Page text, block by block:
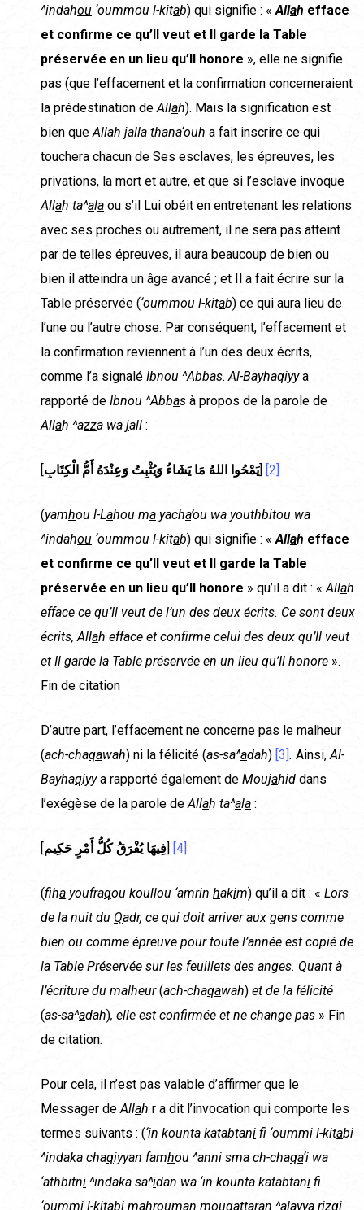
^indahou ‘oummou l-kitab) qui signifie : «Allah efface
et confirme ce qu’Il veut et Il garde la Table
préservée en un lieu qu’Il honore », elle ne signifie
pas (que l’effacement et la confirmation concerneraient
la prédestination deAllah). Mais la signification est
bien queAllah jalla thana‘ouh a fait inscrire ce qui
touchera chacun de Ses esclaves, les épreuves, les
privations, la mort et autre, et que si l’esclave invoque
Allah ta^ala ou s’il Lui obéit en entretenant les relations
avec ses proches ou autrement, il ne sera pas atteint
par de telles épreuves, il aura beaucoup de bien ou
bien il atteindra un âge avancé ; et Il a fait écrire sur la
Table préservée (‘oummou l-kitab) ce qui aura lieu de
l’une ou l’autre chose. Par conséquent, l’effacement et
la confirmation reviennent à l’un des deux écrits,
comme l’a signalé Ibnou ^Abbas.Al-Bayhaqiyya
rapporté de Ibnou ^Abbas à propos de la parole de
Allah ^azza wa jall :
[يَمْحُوا اللهُ مَا يَشَاءُ وَيُثْبِتُ وَعِنْدَهُ أَمُّ الْكِتَابِ] [2]
(yamhou l-Lahou ma yacha’ou wa youth­bitou wa
^indahou ‘oummou l-kitab) qui signifie : «Allah efface
et confirme ce qu’Il veut et Il garde la Table
préservée en un lieu qu’Il honore » qu’il a dit : «Allah
efface ce qu’Il veut de l’un des deux écrits. Ce sont deux
écrits, Allah efface et confirme celui des deux qu’Il veut
et Il garde la Table préservée en un lieu qu’Il honore ».
Fin de citation
D’autre part, l’effacement ne concerne pas le malheur
(ach-chaqawah) ni la félicité (as-sa^adah) [3]. Ainsi,Al-
Bayhaqiyya rapporté également de Moujahid dans
l’exégèse de la parole deAllah ta^ala :
[فِيهَا يُفْرَقُ كُلُّ أَمْرٍ حَكِيم] [4]
(fha youfraqou koullou ‘amrin hakim) qu’il a dit : « Lors
de la nuit du Qadr, ce qui doit arriver aux gens comme
bien ou comme épreuve pour toute l’année est copié de
la Table Préservée sur les feuillets des anges. Quant à
l’écriture du malheur(ach-chaqawah) et de la félicité
(as-sa^adah), elle est confirmée et ne change pas » Fin
de citation.
Pour cela, il n’est pas valable d’affirmer que le
Messager deAllah r a dit l’invocation qui comporte les
termes suivants : (‘in kounta katabtani f ‘oummi l-kitabi
^indaka chaqiyyan famhou ^anni sma ch-chaqa‘i wa
‘athbitni ^indaka sa^idan wa ‘in kounta katabtani f
‘oummi l-kitabi mahrouman mouqattaran ^alayya rizqi